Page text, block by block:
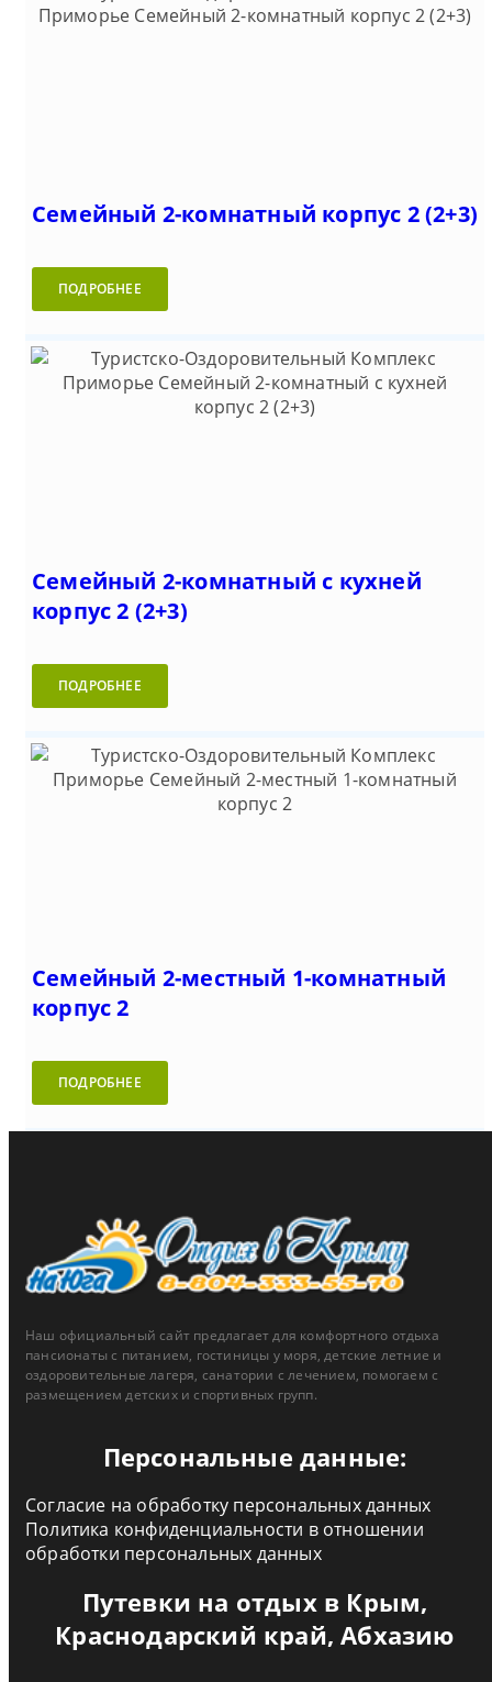
Семейный 2-комнатный корпус 2 (2+3)
ПОДРОБНЕЕ
Семейный 2-комнатный с кухней
корпус 2 (2+3)
ПОДРОБНЕЕ
Семейный 2-местный 1-комнатный
корпус 2
ПОДРОБНЕЕ
Наш официальный сайт предлагает для комфортного отдыха
пансионаты с питанием, гостиницы у моря, детские летние и
оздоровительные лагеря, санатории с лечением, помогаем с
размещением детских и спортивных групп.
Персональные данные:
Согласие на обработку персональных данных
Политика конфиденциальности в отношении
обработки персональных данных
Путевки на отдых в Крым,
Краснодарский край, Абхазию